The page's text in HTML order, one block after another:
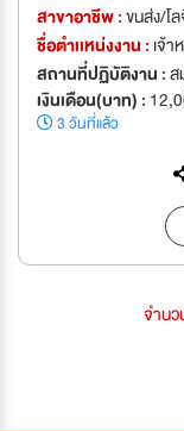
สาขาอาชีพ :ขนส่ง/โ
ชื่อตำเเหน่งงาน : เจ้
สถานที่ปฏิบัติงาน :ส
เงินเดือน(บาท) :
3 วันที่แล้ว
จำน